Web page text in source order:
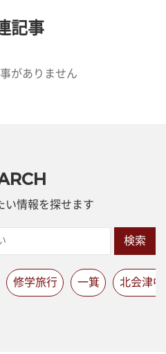
記事
がありません
い情報を探せます
検索
修学旅行 一箕 北会津中